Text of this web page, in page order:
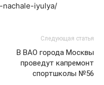
iyulya/
Следующая статья
В ВАО города Москвы
проведут капремонт
спортшколы №56